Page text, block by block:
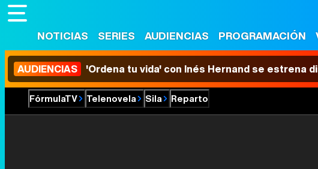
NOTICIAS SERIES AUDIENCIAS PROGRAMACIÓN
AUDIENCIAS 'Ordena tu vida' con Inés Hernand se estrena
FórmulaTV Telenovela Sila Reparto